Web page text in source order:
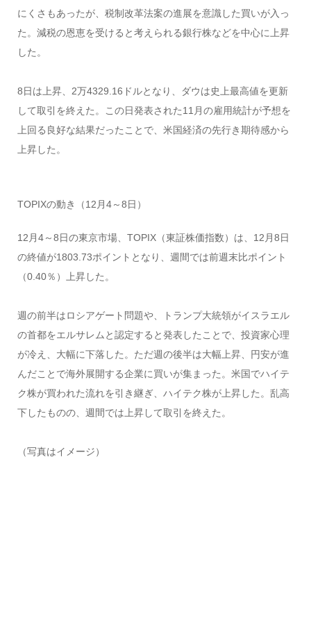
にくさもあったが、税制改革法案の進展を意識した買いが入っ
た。減税の恩恵を受けると考えられる銀行株などを中心に上昇
した。
8日は上昇、2万4329.16ドルとなり、ダウは史上最高値を更新
して取引を終えた。この日発表された11月の雇用統計が予想を
上回る良好な結果だったことで、米国経済の先行き期待感から
上昇した。
TOPIXの動き（12月4～8日）
12月4～8日の東京市場、TOPIX（東証株価指数）は、12月8日
の終値が1803.73ポイントとなり、週間では前週末比ポイント
（0.40％）上昇した。
週の前半はロシアゲート問題や、トランプ大統領がイスラエル
の首都をエルサレムと認定すると発表したことで、投資家心理
が冷え、大幅に下落した。ただ週の後半は大幅上昇、円安が進
んだことで海外展開する企業に買いが集まった。米国でハイテ
ク株が買われた流れを引き継ぎ、ハイテク株が上昇した。乱高
下したものの、週間では上昇して取引を終えた。
（写真はイメージ）